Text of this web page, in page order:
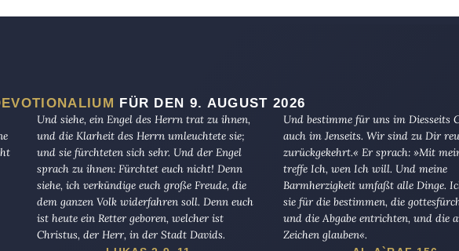
FÜR DEN 9. AUGUST 2026
Und siehe, ein Engel des Herrn trat zu ihnen,
und die Klarheit des Herrn umleuchtete sie;
und sie fürchteten sich sehr. Und der Engel
sprach zu ihnen: Fürchtet euch nicht! Denn
siehe, ich verkündige euch große Freude, die
dem ganzen Volk widerfahren soll. Denn euch
ist heute ein Retter geboren, welcher ist
Christus, der Herr, in der Stadt Davids.
Und bestimme für uns im Diesseits
auch im Jenseits. Wir sind zu Dir
zurückgekehrt.« Er sprach: »Mit
treffe Ich, wen Ich will. Und meine
Barmherzigkeit umfaßt alle Dinge.
sie für die bestimmen, die
und die Abgabe entrichten, und die
Zeichen glauben«.